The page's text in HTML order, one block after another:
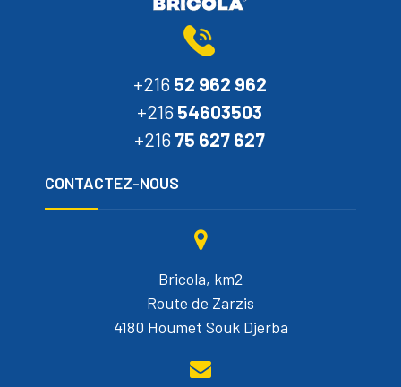
+216 52 962 962
+216 54603503
+216 75 627 627
CONTACTEZ-NOUS
Bricola, km2
Route de Zarzis
4180 Houmet Souk Djerba